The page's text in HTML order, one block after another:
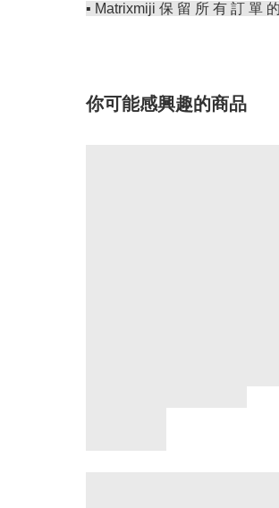
▪️ Matrixmiji 保 留 所 有 訂 單
你可能感興趣的商品